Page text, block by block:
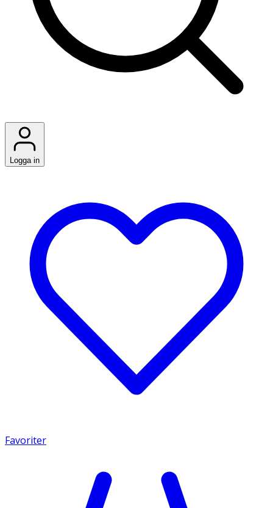
Logga in
Favoriter